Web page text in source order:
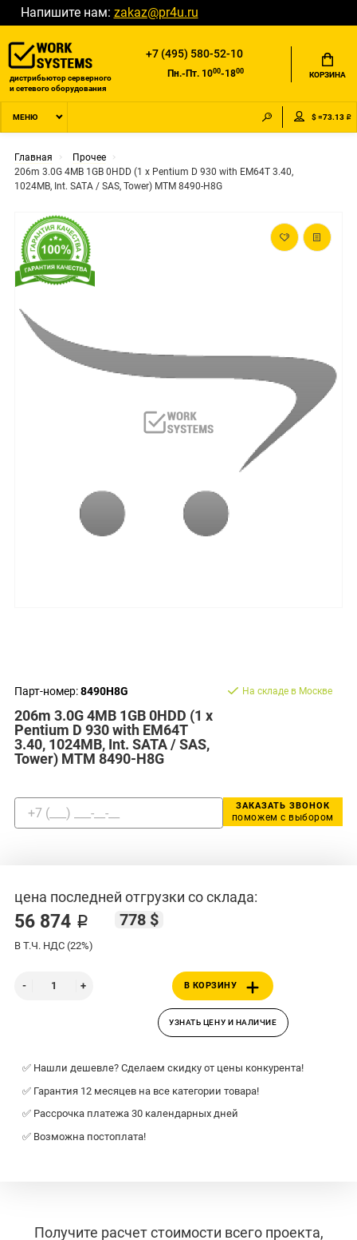
Напишите нам: zakaz@pr4u.ru
дистрибьютор серверного
и сетевого оборудования
+7 (495) 580-52-10
Пн.-Пт. 1000-1800 КОРЗИНА
МЕНЮ $ =73.13 ₽
Главная
Прочее
206m 3.0G 4MB 1GB 0HDD (1 x Pentium D 930 with EM64T 3.40,
1024MB, Int. SATA / SAS, Tower) MTM 8490-H8G
Парт-номер:8490H8G
206m 3.0G 4MB 1GB 0HDD (1 x
Pentium D 930 with EM64T
3.40, 1024MB, Int. SATA / SAS,
Tower) MTM 8490-H8G
На складе в Москве
ЗАКАЗАТЬ ЗВОНОК
поможем с выбором
цена последней отгрузки со склада:
56 874 ₽ 778 $
В Т.Ч. НДС (22%)
В КОРЗИНУ
УЗНАТЬ ЦЕНУ И НАЛИЧИЕ
✅ Нашли дешевле? Сделаем скидку от цены конкурента!
✅ Гарантия 12 месяцев на все категории товара!
✅ Рассрочка платежа 30 календарных дней
✅ Возможна постоплата!
Получите расчет стоимости всего проекта,